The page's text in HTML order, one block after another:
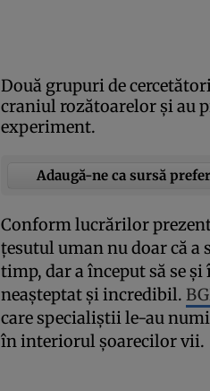
Două grupuri de
craniul rozătoarelor şi au
experiment.
Adaugă-ne ca sursă
Conform lucrărilor
ţesutul uman nu doar că a
timp, dar a început să se
neaşteptat şi incredibil.
care specialiştii le-au
în interiorul şoarecilor vii.